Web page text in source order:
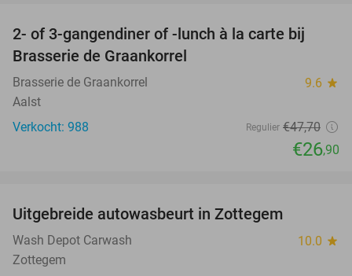
44%
2- of 3-gangendiner of -lunch à la carte bij
Brasserie de Graankorrel
Brasserie de Graankorrel 9.6 star
Aalst
Verkocht: 988
Regulier €47,70
€26,90
Uitgebreide autowasbeurt in Zottegem
Wash Depot Carwash 10.0 star
Zottegem